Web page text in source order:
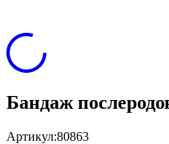
Бандаж
Артикул:80863